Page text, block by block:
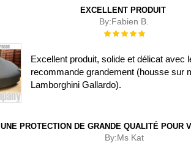
EXCELLENT PRODUIT
By:Fabien B.
Évaluation :
Excellent produit, solide et délicat avec
recommande grandement (housse sur
Lamborghini Gallardo).
UNE PROTECTION DE GRANDE QUALITÉ POUR
By:Ms Kat